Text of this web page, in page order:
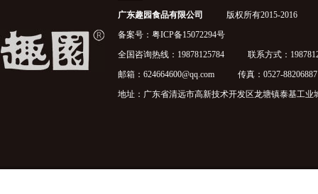
广东趣园食品有限公司
版权所有2015-2016
备案号： 粤ICP备15072294号
全国咨询热线：19878125784 联系方式：
邮箱：624664600@qq.com 传真：0527-88206887
地址：广东省清远市高新技术开发区龙塘镇泰基工业